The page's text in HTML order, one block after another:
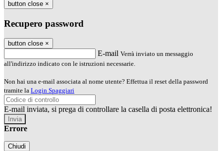
button close ×
Recupero password
button close ×
E-mail Verrà inviato un messaggio
all'indirizzo indicato con le istruzioni necessarie.
Non hai una e-mail associata al nome utente? Effettua il reset della password
tramite la Login Spaggiari
E-mail inviata, si prega di controllare la casella di posta elettronica!
Errore
Chiudi